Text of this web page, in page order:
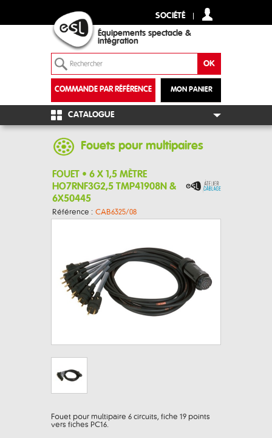
SOCIÉTÉ
Équipements spectacle &
intégration
MON PANIER
COMMANDE PAR RÉFÉRENCE
+
CATALOGUE
Fouets pour multipaires
FOUET • 6 X 1,5 MÈTRE
HO7RNF3G2,5 TMP41908N &
6X50445
Référence : CAB6325/08
Fouet pour multipaire 6 circuits, fiche 19 points
vers fiches PC16.